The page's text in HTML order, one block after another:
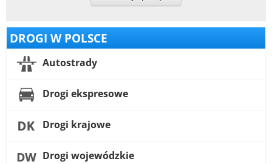
DROGI W POLSCE
Autostrady
Drogi ekspresowe
Drogi krajowe
Drogi wojewódzkie